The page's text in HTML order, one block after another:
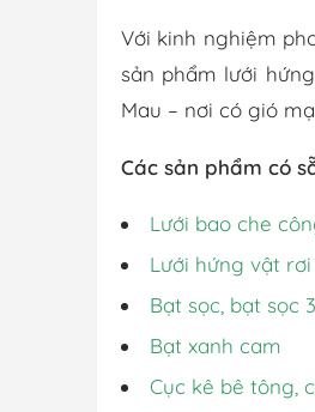
Với kinh nghiệm
sản phẩm lưới
Mau – nơi có gió
Các sản phẩm có
Lưới bao che
Lưới hứng vật rơi
Bạt sọc, bạt sọc
Bạt xanh cam
Cục kê bê tông,